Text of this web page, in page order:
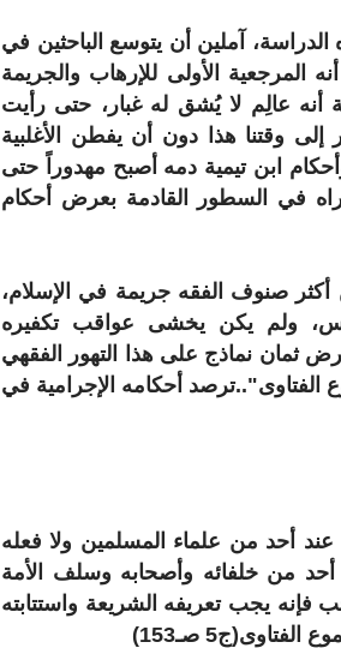
آملين أن يتوسع الباحثين في
المرجعية الأولى للإرهاب والجريمة
أنه عالِم لا يُشق له غبار، حتى رأيت
وقتنا هذا دون أن يفطن الأغلبية
ابن تيمية دمه أصبح مهدوراً حتى
في السطور القادمة بعرض أحكام
صنوف الفقه جريمة في الإسلام،
ولم يكن يخشى عواقب تكفيره
ثمان نماذج على هذا التهور الفقهي
الفتاوى"..ترصد أحكامه الإجرامية في
أحد من علماء المسلمين ولا فعله
من خلفائه وأصحابه وسلف الأمة
فإنه يجب تعريفه الشريعة واستتابته
صـ153)